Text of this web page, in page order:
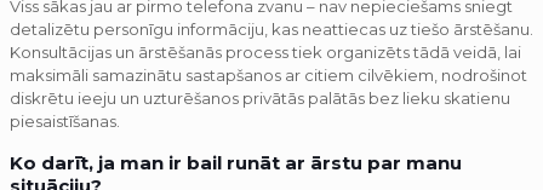
Viss sākas jau ar pirmo telefona zvanu – nav nepieciešams sniegt
detalizētu personīgu informāciju, kas neattiecas uz tiešo ārstēšanu.
Konsultācijas un ārstēšanās process tiek organizēts tādā veidā, lai
maksimāli samazinātu sastapšanos ar citiem cilvēkiem, nodrošinot
diskrētu ieeju un uzturēšanos privātās palātās bez lieku skatienu
piesaistīšanas.
Ko darīt, ja man ir bail runāt ar ārstu par manu